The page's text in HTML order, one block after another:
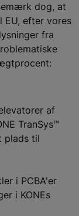
dog, at
EU, efter vores
fra
af
TranSys™
plads til
i PCBA'er
i KONEs